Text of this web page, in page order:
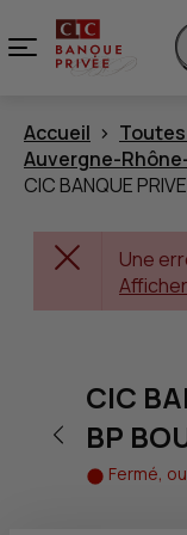
Menu
Accueil
Auvergne-
CIC BANQUE
Une
Retour vers la
CIC
BP
Fermé,